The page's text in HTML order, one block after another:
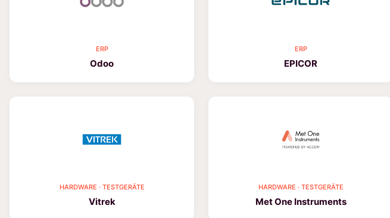
ERP
Odoo
ERP
EPICOR
HARDWARE · TESTGERÄTE
Vitrek
HARDWARE · TESTGERÄTE
Met One Instruments